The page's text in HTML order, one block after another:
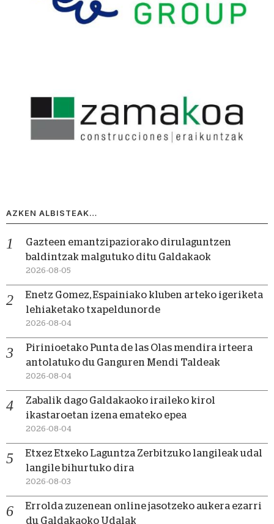
AZKEN ALBISTEAK…
Gazteen emantzipaziorako dirulaguntzen
baldintzak malgutuko ditu Galdakaok
2026-08-05
Enetz Gomez, Espainiako kluben arteko igeriketa
lehiaketako txapeldunorde
2026-08-04
Pirinioetako Punta de las Olas mendira irteera
antolatuko du Ganguren Mendi Taldeak
2026-08-04
Zabalik dago Galdakaoko iraileko kirol
ikastaroetan izena emateko epea
2026-08-04
Etxez Etxeko Laguntza Zerbitzuko langileak udal
langile bihurtuko dira
2026-08-03
Errolda zuzenean online jasotzeko aukera ezarri
du Galdakaoko Udalak